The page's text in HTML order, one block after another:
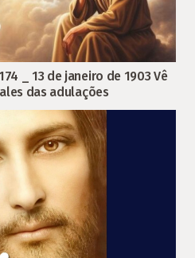
174 _ 13 de janeiro de 1903 Vê
das adulações